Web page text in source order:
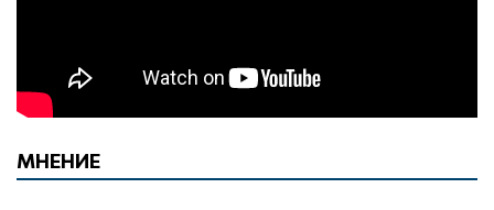
МНЕНИЕ